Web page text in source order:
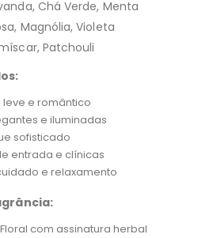
Chá Verde, Menta
Magnólia, Violeta
Patchouli
e romântico
e iluminadas
sofisticado
entrada e clínicas
e relaxamento
com assinatura herbal